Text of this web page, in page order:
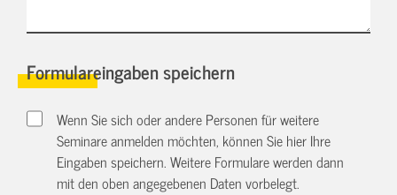
Formulareingaben speichern
Wenn Sie sich oder andere Personen für weitere
Seminare anmelden möchten, können Sie hier Ihre
Eingaben speichern. Weitere Formulare werden dann
mit den oben angegebenen Daten vorbelegt.